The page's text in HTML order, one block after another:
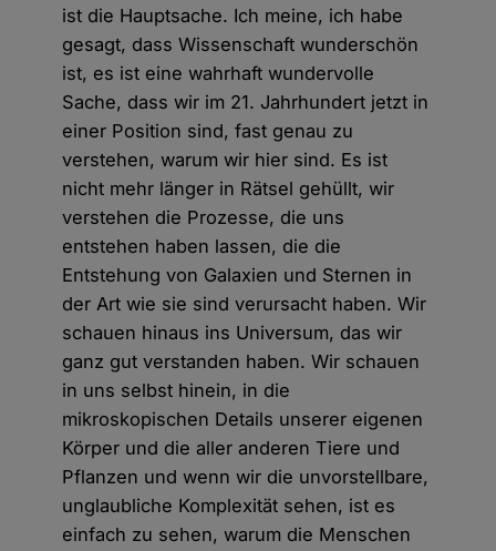
ist die Hauptsache. Ich meine, ich habe
gesagt, dass Wissenschaft wunderschön
ist, es ist eine wahrhaft wundervolle
Sache, dass wir im 21. Jahrhundert jetzt in
einer Position sind, fast genau zu
verstehen, warum wir hier sind. Es ist
nicht mehr länger in Rätsel gehüllt, wir
verstehen die Prozesse, die uns
entstehen haben lassen, die die
Entstehung von Galaxien und Sternen in
der Art wie sie sind verursacht haben. Wir
schauen hinaus ins Universum, das wir
ganz gut verstanden haben. Wir schauen
in uns selbst hinein, in die
mikroskopischen Details unserer eigenen
Körper und die aller anderen Tiere und
Pflanzen und wenn wir die unvorstellbare,
unglaubliche Komplexität sehen, ist es
einfach zu sehen, warum die Menschen